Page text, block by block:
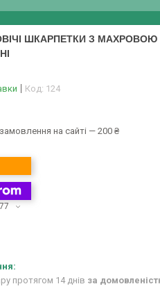
ШКАРПЕТКИ З МАХРОВОЮ
Код: 124
на сайті — 200 ₴
протягом 14 днів за